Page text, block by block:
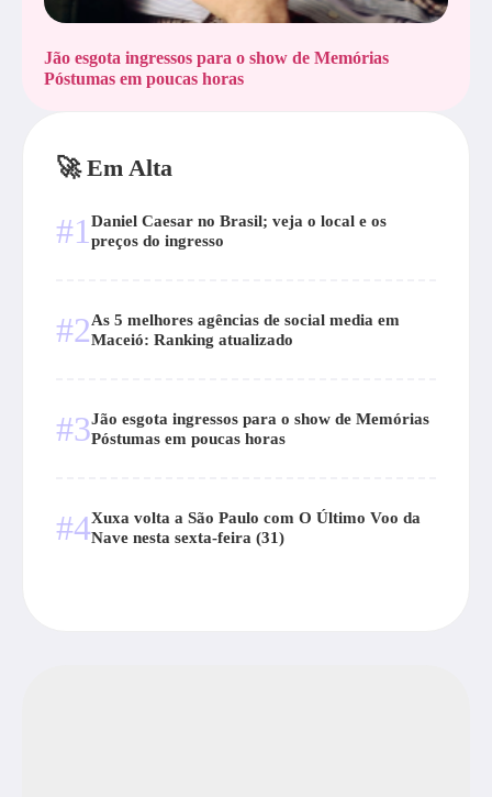
Jão esgota ingressos para o show de Memórias
Póstumas em poucas horas
🚀 Em Alta
#1 Daniel Caesar no Brasil; veja o local e os
preços do ingresso
#2As 5 melhores agências de social media em
Maceió: Ranking atualizado
#3Jão esgota ingressos para o show de Memórias
Póstumas em poucas horas
#4Xuxa volta a São Paulo com O Último Voo da
Nave nesta sexta-feira (31)